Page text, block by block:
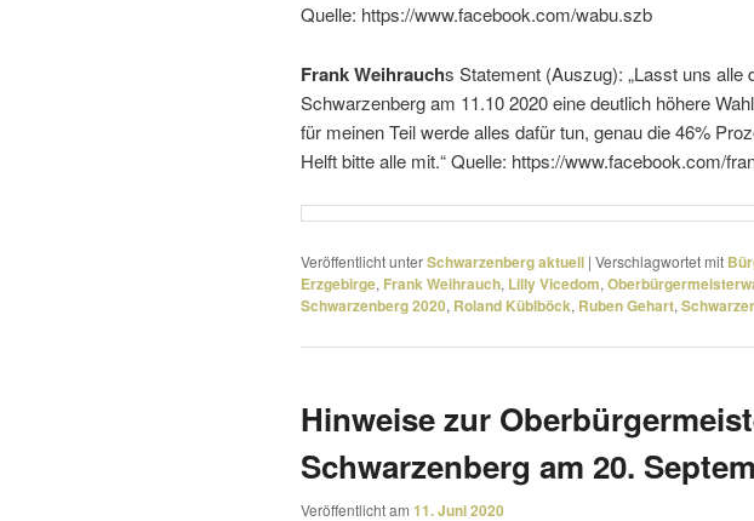
Quelle: https://www.facebook.com/wabu.szb
Frank Weihrauchs Statement (Auszug): „Lasst uns alle
Schwarzenberg am 11.10 2020 eine deut­lich höhere
für meinen Teil werde alles dafür tun, genau die 46%
Helft bitte alle mit.“ Quelle: https://www.facebook.com/
Veröffentlicht unterSchwarzenberg aktuell | Verschlagwortet mit
Erzgebirge, Frank Weihrauch, Lilly Vicedom,
Schwarzenberg 2020, Roland Küblböck, Ruben Gehart,
Hinweise zur
Schwarzenberg am 20.
Veröffentlicht am 11. Juni 2020